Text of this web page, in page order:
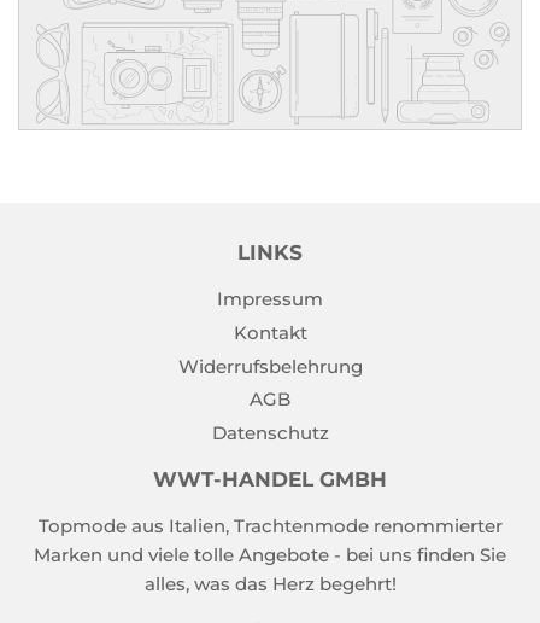
LINKS
Impressum
Kontakt
Widerrufsbelehrung
AGB
Datenschutz
WWT-HANDEL GMBH
Topmode aus Italien, Trachtenmode renommierter
Marken und viele tolle Angebote - bei uns finden Sie
alles, was das Herz begehrt!